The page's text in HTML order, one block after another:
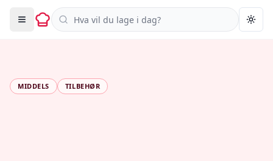
Søk i oppskrifter
MIDDELS TILBEHØR